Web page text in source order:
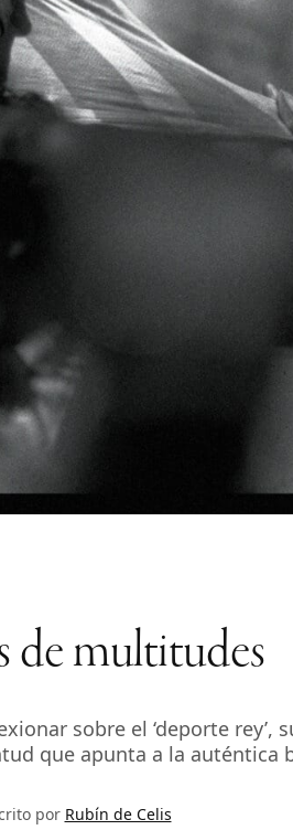
de multitudes
sobre el ‘deporte rey’,
que apunta a la auténtica
por Rubín de Celis